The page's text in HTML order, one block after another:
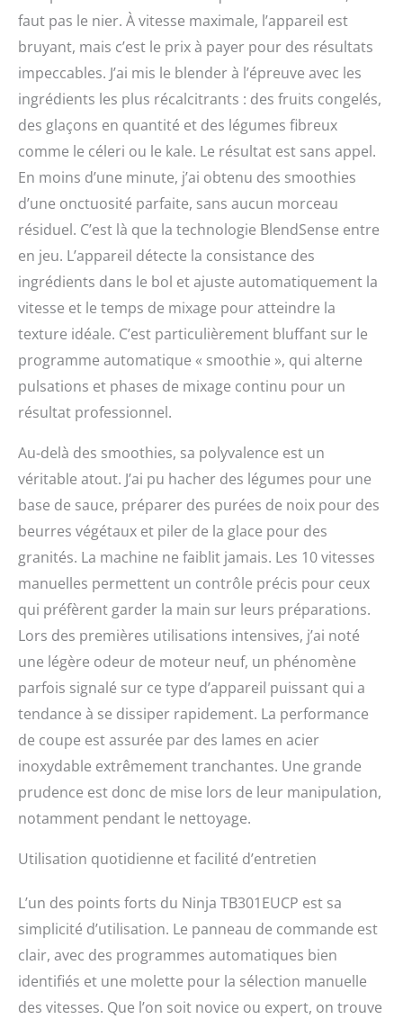
faut pas le nier. À vitesse maximale, l’appareil est
bruyant, mais c’est le prix à payer pour des résultats
impeccables. J’ai mis le blender à l’épreuve avec les
ingrédients les plus récalcitrants : des fruits congelés,
des glaçons en quantité et des légumes fibreux
comme le céleri ou le kale. Le résultat est sans appel.
En moins d’une minute, j’ai obtenu des smoothies
d’une onctuosité parfaite, sans aucun morceau
résiduel. C’est là que la technologie BlendSense entre
en jeu. L’appareil détecte la consistance des
ingrédients dans le bol et ajuste automatiquement la
vitesse et le temps de mixage pour atteindre la
texture idéale. C’est particulièrement bluffant sur le
programme automatique « smoothie », qui alterne
pulsations et phases de mixage continu pour un
résultat professionnel.
Au-delà des smoothies, sa polyvalence est un
véritable atout. J’ai pu hacher des légumes pour une
base de sauce, préparer des purées de noix pour des
beurres végétaux et piler de la glace pour des
granités. La machine ne faiblit jamais. Les 10 vitesses
manuelles permettent un contrôle précis pour ceux
qui préfèrent garder la main sur leurs préparations.
Lors des premières utilisations intensives, j’ai noté
une légère odeur de moteur neuf, un phénomène
parfois signalé sur ce type d’appareil puissant qui a
tendance à se dissiper rapidement. La performance
de coupe est assurée par des lames en acier
inoxydable extrêmement tranchantes. Une grande
prudence est donc de mise lors de leur manipulation,
notamment pendant le nettoyage.
Utilisation quotidienne et facilité d’entretien
L’un des points forts du Ninja TB301EUCP est sa
simplicité d’utilisation. Le panneau de commande est
clair, avec des programmes automatiques bien
identifiés et une molette pour la sélection manuelle
des vitesses. Que l’on soit novice ou expert, on trouve